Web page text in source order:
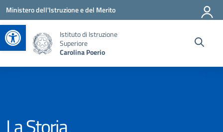
Apri la barra degli strumenti
Vai ai contenuti
Vai al menu di navigazione
Vai al footer
Ministero dell'Istruzione e del Merito
Istituto di Istruzione
Superiore
Carolina Poerio